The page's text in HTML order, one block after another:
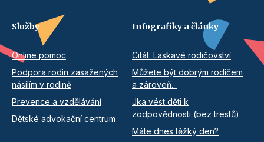
Služby
Online pomoc
Podpora rodin zasažených
násilím v rodině
Prevence a vzdělávání
Dětské advokační centrum
Infografiky a články
Citát: Laskavé rodičovství
Můžete být dobrým rodičem
a zároveň...
Jka vést děti k
zodpovědnosti (bez trestů)
Máte dnes těžký den?